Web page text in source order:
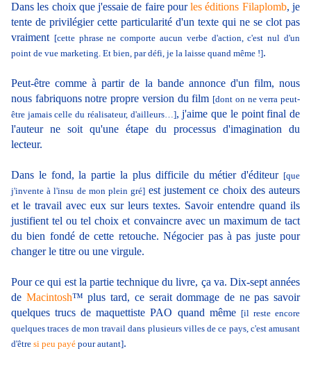
Dans les choix que j'essaie de faire pourles éditions Filaplomb, je
tente de privilégier cette particularité d'un texte qui ne se clot pas
vraiment [cette phrase ne comporte aucun verbe d'action, c'est nul d'un
point de vue marketing. Et bien, par défi, je la laisse quand même !].
Peut-être comme à partir de la bande annonce d'un film, nous
nous fabriquons notre propre version du film [dont on ne verra peut-
être jamais celle du réalisateur, d'ailleurs…], j'aime que le point final de
l'auteur ne soit qu'une étape du processus d'imagination du
lecteur.
Dans le fond, la partie la plus difficile du métier d'éditeur [que
j'invente à l'insu de mon plein gré] est justement ce choix des auteurs
et le travail avec eux sur leurs textes. Savoir entendre quand ils
justifient tel ou tel choix et convaincre avec un maximum de tact
du bien fondé de cette retouche. Négocier pas à pas juste pour
changer le titre ou une virgule.
Pour ce qui est la partie technique du livre, ça va. Dix-sept années
de Macintosh™ plus tard, ce serait dommage de ne pas savoir
quelques trucs de maquettiste PAO quand même [il reste encore
quelques traces de mon travail dans plusieurs villes de ce pays, c'est amusant
d'être si peu payé pour autant].